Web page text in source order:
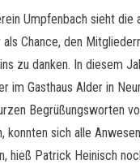
Umpfenbach sieht die
Chance, den
zu danken. In diesem
im Gasthaus Alder in
Begrüßungsworten
konnten sich alle
hieß Patrick Heinisch